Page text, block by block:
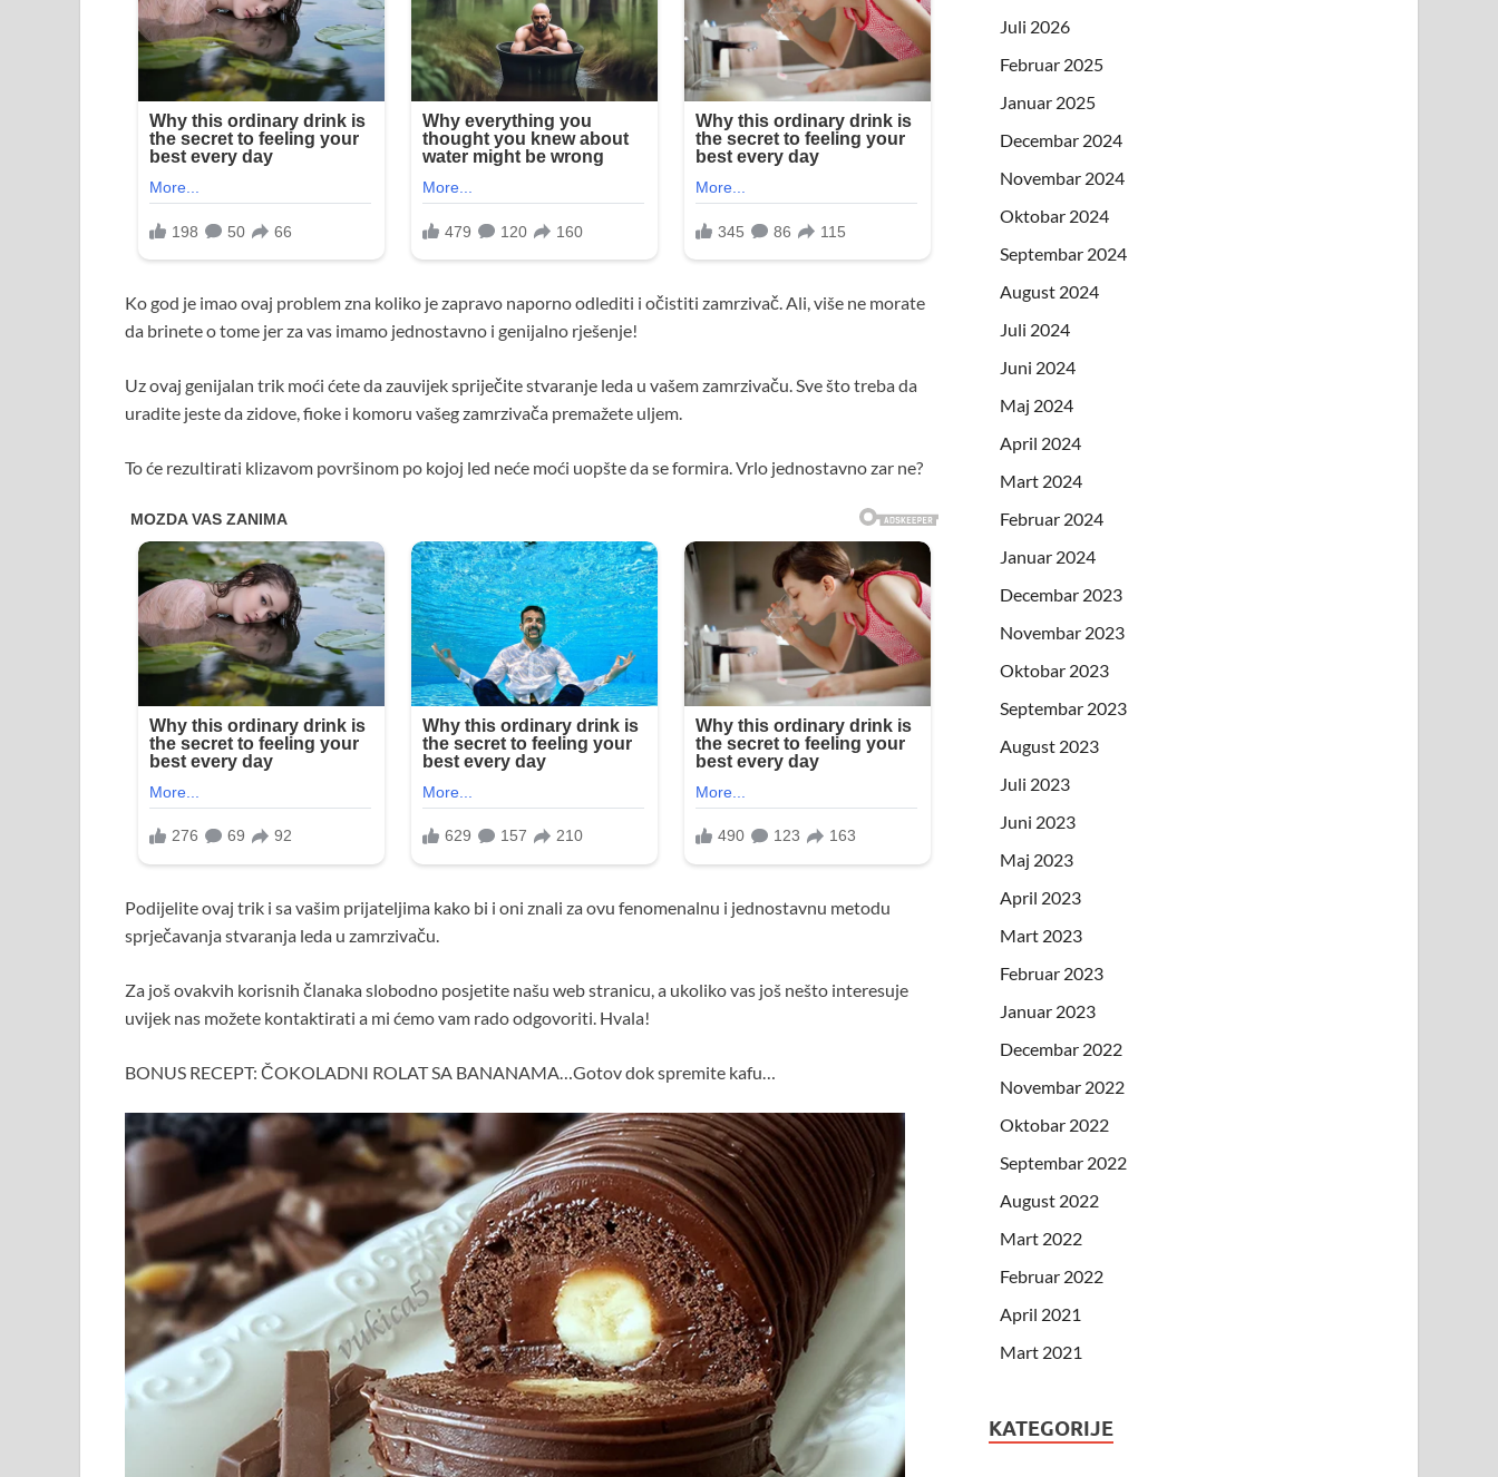
Ko god je imao ovaj problem zna koliko je zapravo naporno odlediti i očistiti zamrzivač. Ali, više ne morate
da brinete o tome jer za vas imamo jednostavno i genijalno rješenje!
Uz ovaj genijalan trik moći ćete da zauvijek spriječite stvaranje leda u vašem zamrzivaču. Sve što treba da
uradite jeste da zidove, fioke i komoru vašeg zamrzivača premažete uljem.
To će rezultirati klizavom površinom po kojoj led neće moći uopšte da se formira. Vrlo jednostavno zar ne?
Podijelite ovaj trik i sa vašim prijateljima kako bi i oni znali za ovu fenomenalnu i jednostavnu metodu
sprječavanja stvaranja leda u zamrzivaču.
Za još ovakvih korisnih članaka slobodno posjetite našu web stranicu, a ukoliko vas još nešto interesuje
uvijek nas možete kontaktirati a mi ćemo vam rado odgovoriti. Hvala!
BONUS RECEPT: ČOKOLADNI ROLAT SA BANANAMA…Gotov dok spremite kafu…
Juli 2026
Februar 2025
Januar 2025
Decembar 2024
Novembar 2024
Oktobar 2024
Septembar 2024
August 2024
Juli 2024
Juni 2024
Maj 2024
April 2024
Mart 2024
Februar 2024
Januar 2024
Decembar 2023
Novembar 2023
Oktobar 2023
Septembar 2023
August 2023
Juli 2023
Juni 2023
Maj 2023
April 2023
Mart 2023
Februar 2023
Januar 2023
Decembar 2022
Novembar 2022
Oktobar 2022
Septembar 2022
August 2022
Mart 2022
Februar 2022
April 2021
Mart 2021
KATEGORIJE